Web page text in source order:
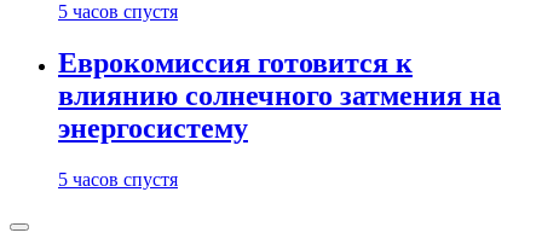
5 часов спустя
Еврокомиссия готовится к
влиянию солнечного затмения на
энергосистему
5 часов спустя